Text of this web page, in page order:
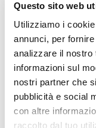
Questo sito web
Utilizziamo i
annunci, per
analizzare il nostro
informazioni sul
nostri partner che
pubblicità e social
con altre
raccolto dal tuo
I Registri
L’acquisto di un
possibilità di far
Breguet, registri
fine del XVIII